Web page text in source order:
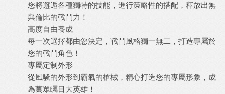
您將邂逅各種獨特的技能，進行策略性的搭配，釋放出無
與倫比的戰鬥力！
高度自由養成
每一次選擇都由您決定，戰鬥風格獨一無二，打造專屬於
您的戰鬥角色！
專屬定制外形
從風騷的外形到霸氣的槍械，精心打造您的專屬形象，成
為萬眾矚目大英雄！